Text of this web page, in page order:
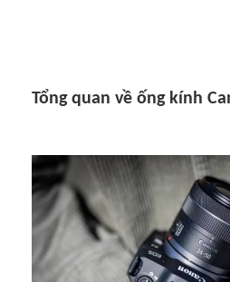
Tổng quan về ống kính